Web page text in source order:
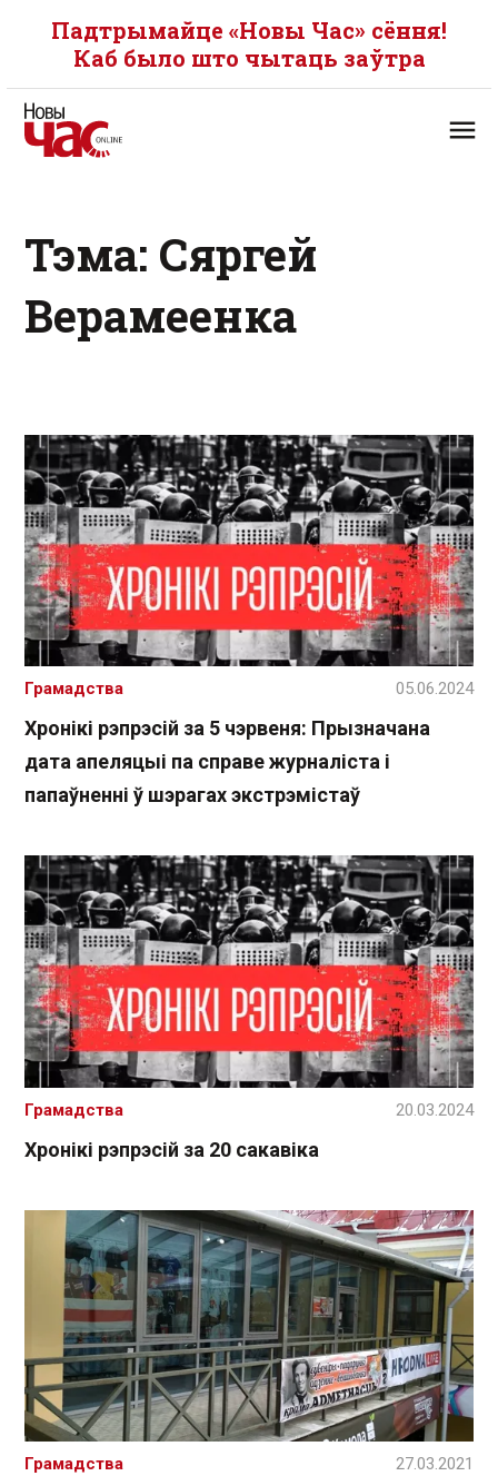
Падтрымайце «Новы Час» сёння!
Каб было што чытаць заўтра
Тэма: Сяргей
Верамеенка
Хронікі рэпрэсій за 5 чэрвеня: Прызначана
дата апеляцыі па справе журналіста і
папаўненні ў шэрагах экстрэмістаў
Грамадства 05.06.2024
Хронікі рэпрэсій за 20 сакавіка
Грамадства 20.03.2024
Грамадства 27.03.2021